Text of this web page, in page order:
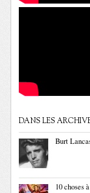
DANS LES
Burt
10 choses